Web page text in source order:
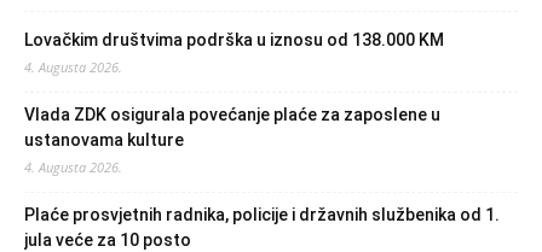
Lovačkim društvima podrška u iznosu od 138.000 KM
4. Augusta 2026.
Vlada ZDK osigurala povećanje plaće za zaposlene u
ustanovama kulture
4. Augusta 2026.
Plaće prosvjetnih radnika, policije i državnih službenika od 1.
jula veće za 10 posto